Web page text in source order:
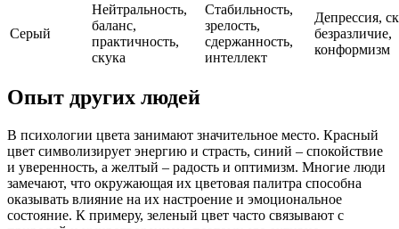
Серый
Нейтральность,
баланс,
практичность,
скука
Стабильность,
зрелость,
сдержанность,
интеллект
Депрессия,
безразличие,
конформизм
Опыт других людей
В психологии цвета занимают значительное место. Красный
цвет символизирует энергию и страсть, синий – спокойствие
и уверенность, а желтый – радость и оптимизм. Многие люди
замечают, что окружающая их цветовая палитра способна
оказывать влияние на их настроение и эмоциональное
состояние. К примеру, зеленый цвет часто связывают с